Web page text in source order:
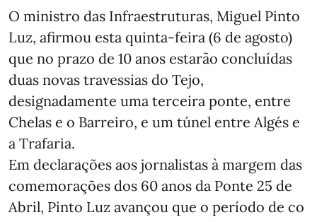
O ministro das Infraestruturas, Miguel Pinto
Luz, afirmou esta quinta-feira (6 de agosto)
que no prazo de 10 anos estarão concluídas
duas novas travessias do Tejo,
designadamente uma terceira ponte, entre
Chelas e o Barreiro, e um túnel entre Algés e
a Trafaria.
Em declarações aos jornalistas à margem das
comemorações dos 60 anos da Ponte 25 de
Abril, Pinto Luz avançou que o período de co